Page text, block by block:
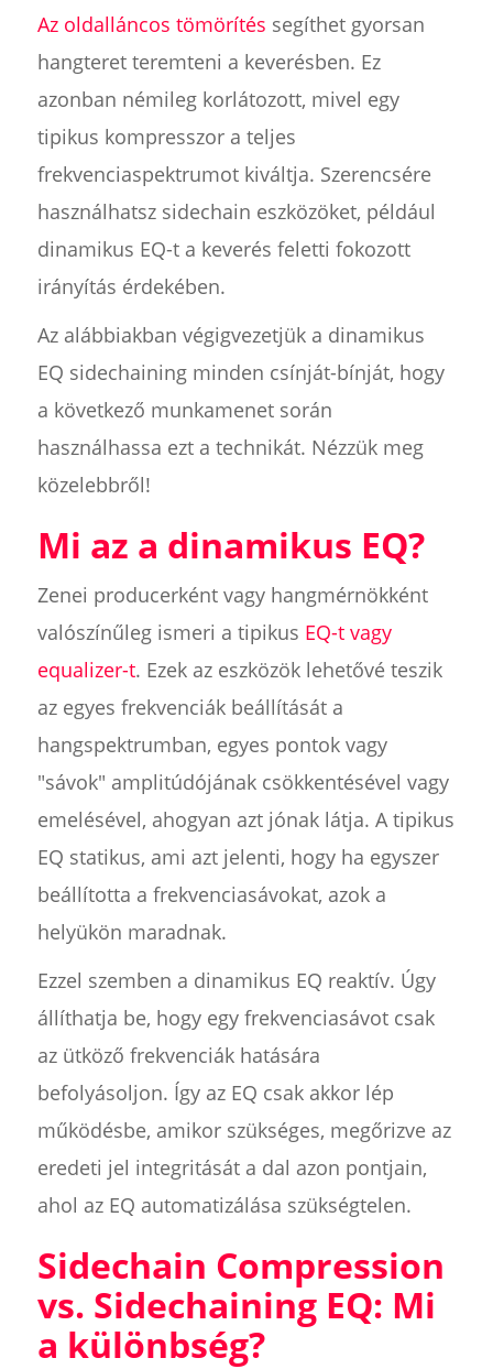
Az oldalláncos tömörítés segíthet gyorsan
hangteret teremteni a keverésben. Ez
azonban némileg korlátozott, mivel egy
tipikus kompresszor a teljes
frekvenciaspektrumot kiváltja. Szerencsére
használhatsz sidechain eszközöket, például
dinamikus EQ-t a keverés feletti fokozott
irányítás érdekében.
Az alábbiakban végigvezetjük a dinamikus
EQ sidechaining minden csínját-bínját, hogy
a következő munkamenet során
használhassa ezt a technikát. Nézzük meg
közelebbről!
Mi az a dinamikus EQ?
Zenei producerként vagy hangmérnökként
valószínűleg ismeri a tipikus EQ-t vagy
equalizer-t. Ezek az eszközök lehetővé teszik
az egyes frekvenciák beállítását a
hangspektrumban, egyes pontok vagy
"sávok" amplitúdójának csökkentésével vagy
emelésével, ahogyan azt jónak látja. A tipikus
EQ statikus, ami azt jelenti, hogy ha egyszer
beállította a frekvenciasávokat, azok a
helyükön maradnak.
Ezzel szemben a dinamikus EQ reaktív. Úgy
állíthatja be, hogy egy frekvenciasávot csak
az ütköző frekvenciák hatására
befolyásoljon. Így az EQ csak akkor lép
működésbe, amikor szükséges, megőrizve az
eredeti jel integritását a dal azon pontjain,
ahol az EQ automatizálása szükségtelen.
Sidechain Compression
vs. Sidechaining EQ: Mi
a különbség?